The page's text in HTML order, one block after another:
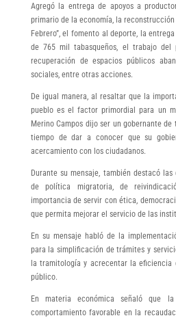
Agregó la entrega de apoyos a
primario de la economía, la reconstrucción
Febrero”, el fomento al deporte, la
de 765 mil tabasqueños, el trabajo del
recuperación de espacios públicos
sociales, entre otras acciones.
De igual manera, al resaltar que la
pueblo es el factor primordial para un
Merino Campos dijo ser un gobernante
tiempo de dar a conocer que su
acercamiento con los ciudadanos.
Durante su mensaje, también destacó
de política migratoria, de
importancia de servir con ética,
que permita mejorar el servicio de las
En su mensaje habló de la
para la simplificación de trámites y
la tramitología y acrecentar la eficiencia
público.
En materia económica señaló que
comportamiento favorable en la